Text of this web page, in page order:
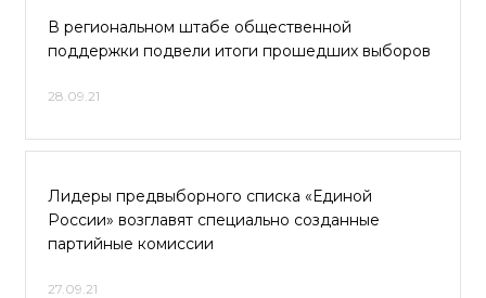
В региональном штабе общественной
поддержки подвели итоги прошедших выборов
28.09.21
Лидеры предвыборного списка «Единой
России» возглавят специально созданные
партийные комиссии
27.09.21